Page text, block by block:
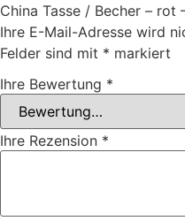
China Tasse / Becher – rot
Ihre E-Mail-Adresse wird
Felder sind mit * markiert
Ihre Bewertung *
Ihre Rezension *